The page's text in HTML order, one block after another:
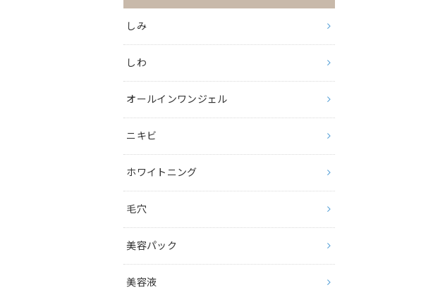
しみ
しわ
オールインワンジェル
ニキビ
ホワイトニング
毛穴
美容パック
美容液